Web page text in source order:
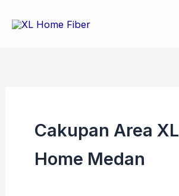
Cakupan Area XL
Home Medan